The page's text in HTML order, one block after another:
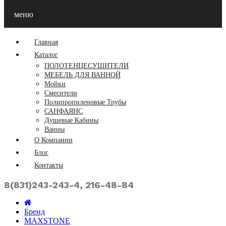
меню
Главная
Каталог
ПОЛОТЕНЦЕСУШИТЕЛИ
МЕБЕЛЬ ДЛЯ ВАННОЙ
Мойки
Смесители
Полипропиленовые Трубы
САНФАЯНС
Душевые Кабины
Ванны
О Компании
Блог
Контакты
8(831)243-243-4, 216-48-84
Бренд
MAXSTONE